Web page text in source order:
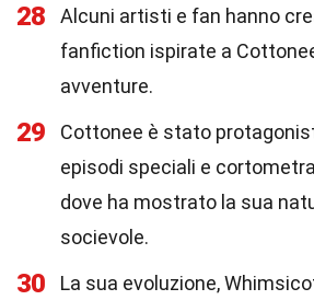
28
Alcuni artisti e fan hanno
fanfiction ispirate a
avventure.
29
Cottonee è stato
episodi speciali e
dove ha mostrato la sua
socievole.
30
La sua evoluzione,